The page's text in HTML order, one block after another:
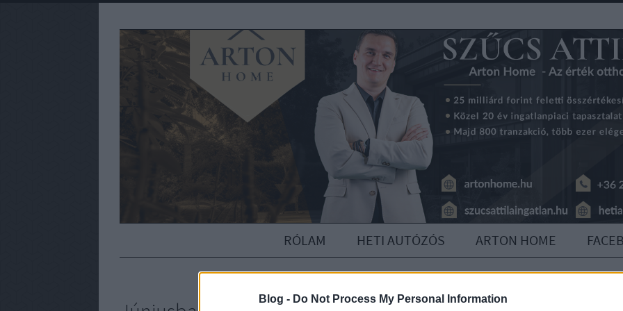
Blog - Do Not Process My Personal Information
RÓLAM HETI AUTÓZÓS ARTON HOME